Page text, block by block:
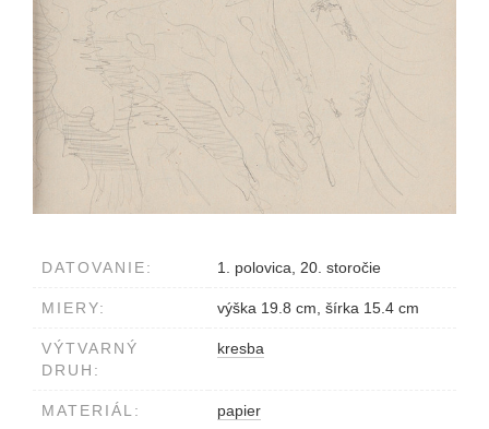
DATOVANIE: 1. polovica, 20. storočie
MIERY: výška 19.8 cm, šírka 15.4 cm
VÝTVARNÝ
DRUH:
kresba
MATERIÁL: papier